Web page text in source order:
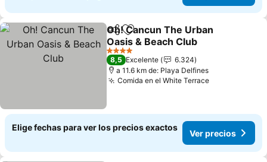
CompartirAgregar a favoritos
Oh! Cancun The Urban
Oasis & Beach Club
4 Estrellas
8,5 Excelente
6.324
a 11.6 km de: Playa Delfines
Comida en el White Terrace
Elige fechas para ver los precios exactos
Ver precios